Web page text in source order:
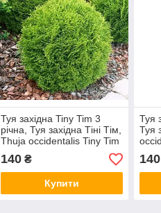
Туя західна Tiny Tim 3
річна, Туя західна Тіні Тім,
Thuja occidentalis Tiny Tim
140₴
Купити
Туя
Туя
140